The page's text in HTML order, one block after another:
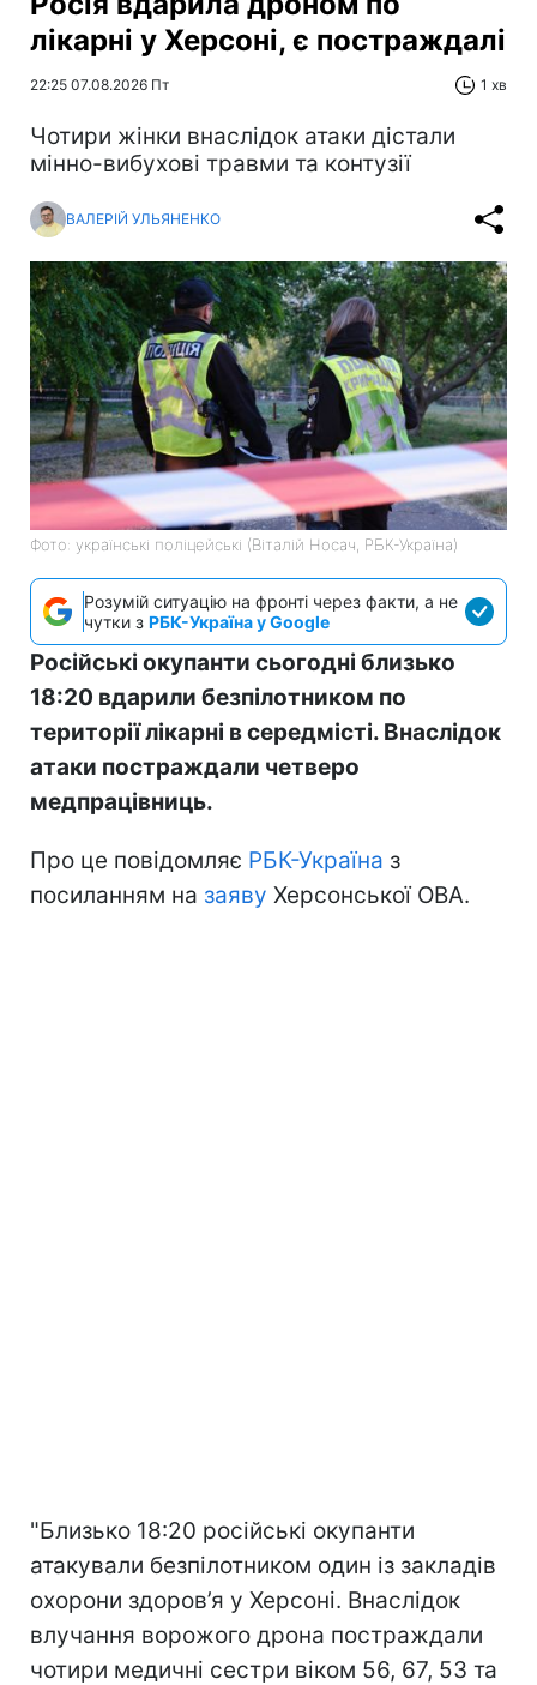
лікарні у Херсоні, є постраждалі
22:25 07.08.2026 Пт 1 хв
Чотири жінки внаслідок атаки дістали
мінно-вибухові травми та контузії
ВАЛЕРІЙ УЛЬЯНЕНКО
Фото: українські поліцейські (Віталій Носач, РБК-Україна)
Розумій ситуацію на фронті через факти, а не
чутки з РБК-Україна у Google
Російські окупанти сьогодні близько
18:20 вдарили безпілотником по
території лікарні в середмісті. Внаслідок
атаки постраждали четверо
медпрацівниць.
Про це повідомляє РБК-Україна з
посиланням на заяву Херсонської ОВА.
"Близько 18:20 російські окупанти
атакували безпілотником один із закладів
охорони здоров’я у Херсоні. Внаслідок
влучання ворожого дрона постраждали
чотири медичні сестри віком 56, 67, 53 та